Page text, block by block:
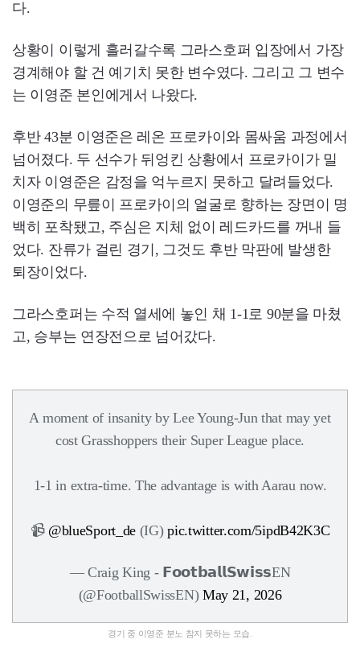
다.
상황이 이렇게 흘러갈수록 그라스호퍼 입장에서 가장
경계해야 할 건 예기치 못한 변수였다. 그리고 그 변수
는 이영준 본인에게서 나왔다.
후반 43분 이영준은 레온 프로카이와 몸싸움 과정에서
넘어졌다. 두 선수가 뒤엉킨 상황에서 프로카이가 밀
치자 이영준은 감정을 억누르지 못하고 달려들었다.
이영준의 무릎이 프로카이의 얼굴로 향하는 장면이 명
백히 포착됐고, 주심은 지체 없이 레드카드를 꺼내 들
었다. 잔류가 걸린 경기, 그것도 후반 막판에 발생한
퇴장이었다.
그라스호퍼는 수적 열세에 놓인 채 1-1로 90분을 마쳤
고, 승부는 연장전으로 넘어갔다.
A moment of insanity by Lee Young-Jun that may yet
cost Grasshoppers their Super League place.
1-1 in extra-time. The advantage is with Aarau now.
📹 @blueSport_de (IG)pic.twitter.com/5ipdB42K3C
— Craig King - 𝗙𝗼𝗼𝘁𝗯𝗮𝗹𝗹𝗦𝘄𝗶𝘀𝘀EN
(@FootballSwissEN) May 21, 2026
경기 중 이영준 분노 참지 못하는 모습.